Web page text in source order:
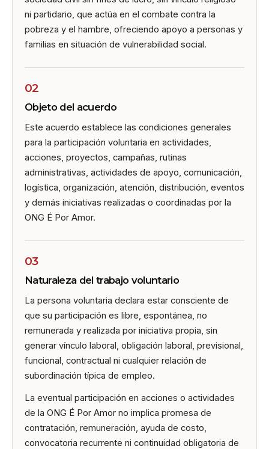
ni partidario, que actúa en el combate contra la
pobreza y el hambre, ofreciendo apoyo a personas y
familias en situación de vulnerabilidad social.
02
Objeto del acuerdo
Este acuerdo establece las condiciones generales
para la participación voluntaria en actividades,
acciones, proyectos, campañas, rutinas
administrativas, actividades de apoyo, comunicación,
logística, organización, atención, distribución, eventos
y demás iniciativas realizadas o coordinadas por la
ONG É Por Amor.
03
Naturaleza del trabajo voluntario
La persona voluntaria declara estar consciente de
que su participación es libre, espontánea, no
remunerada y realizada por iniciativa propia, sin
generar vínculo laboral, obligación laboral, previsional,
funcional, contractual ni cualquier relación de
subordinación típica de empleo.
La eventual participación en acciones o actividades
de la ONG É Por Amor no implica promesa de
contratación, remuneración, ayuda de costo,
convocatoria recurrente ni continuidad obligatoria de